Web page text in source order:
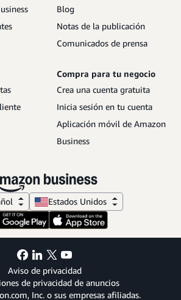
Blog
Notas de la publicación
Comunicados de prensa
Compra para tu negocio
Crea una cuenta gratuita
Inicia sesión en tu cuenta
Aplicación móvil de Amazon
Business
Estados Unidos
Aviso de privacidad
de privacidad de anuncios
Inc. o sus empresas afiliadas.